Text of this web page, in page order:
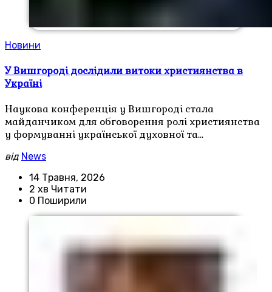
Новини
У Вишгороді дослідили витоки християнства в
Україні
Наукова конференція у Вишгороді стала
майданчиком для обговорення ролі християнства
у формуванні української духовної та…
від News
14 Травня, 2026
2 хв Читати
0 Поширили